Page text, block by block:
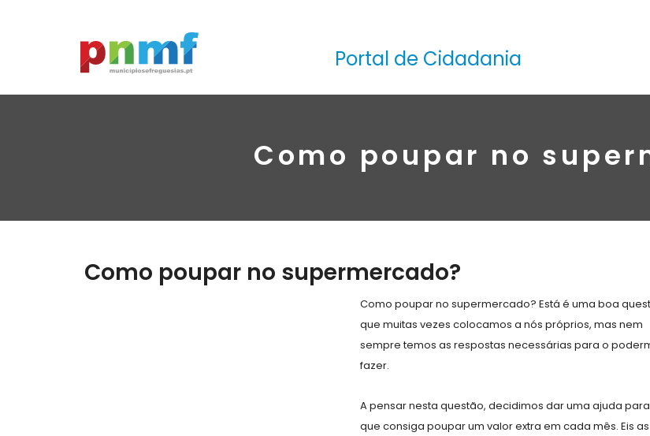
Portal de Cidadania
Como poupar no
Como poupar no supermercado?
Como poupar no supermercado? Está é uma boa
que muitas vezes colocamos a nós próprios, mas nem
sempre temos as respostas necessárias para o
fazer.
A pensar nesta questão, decidimos dar uma ajuda para
que consiga poupar um valor extra em cada mês. Eis as